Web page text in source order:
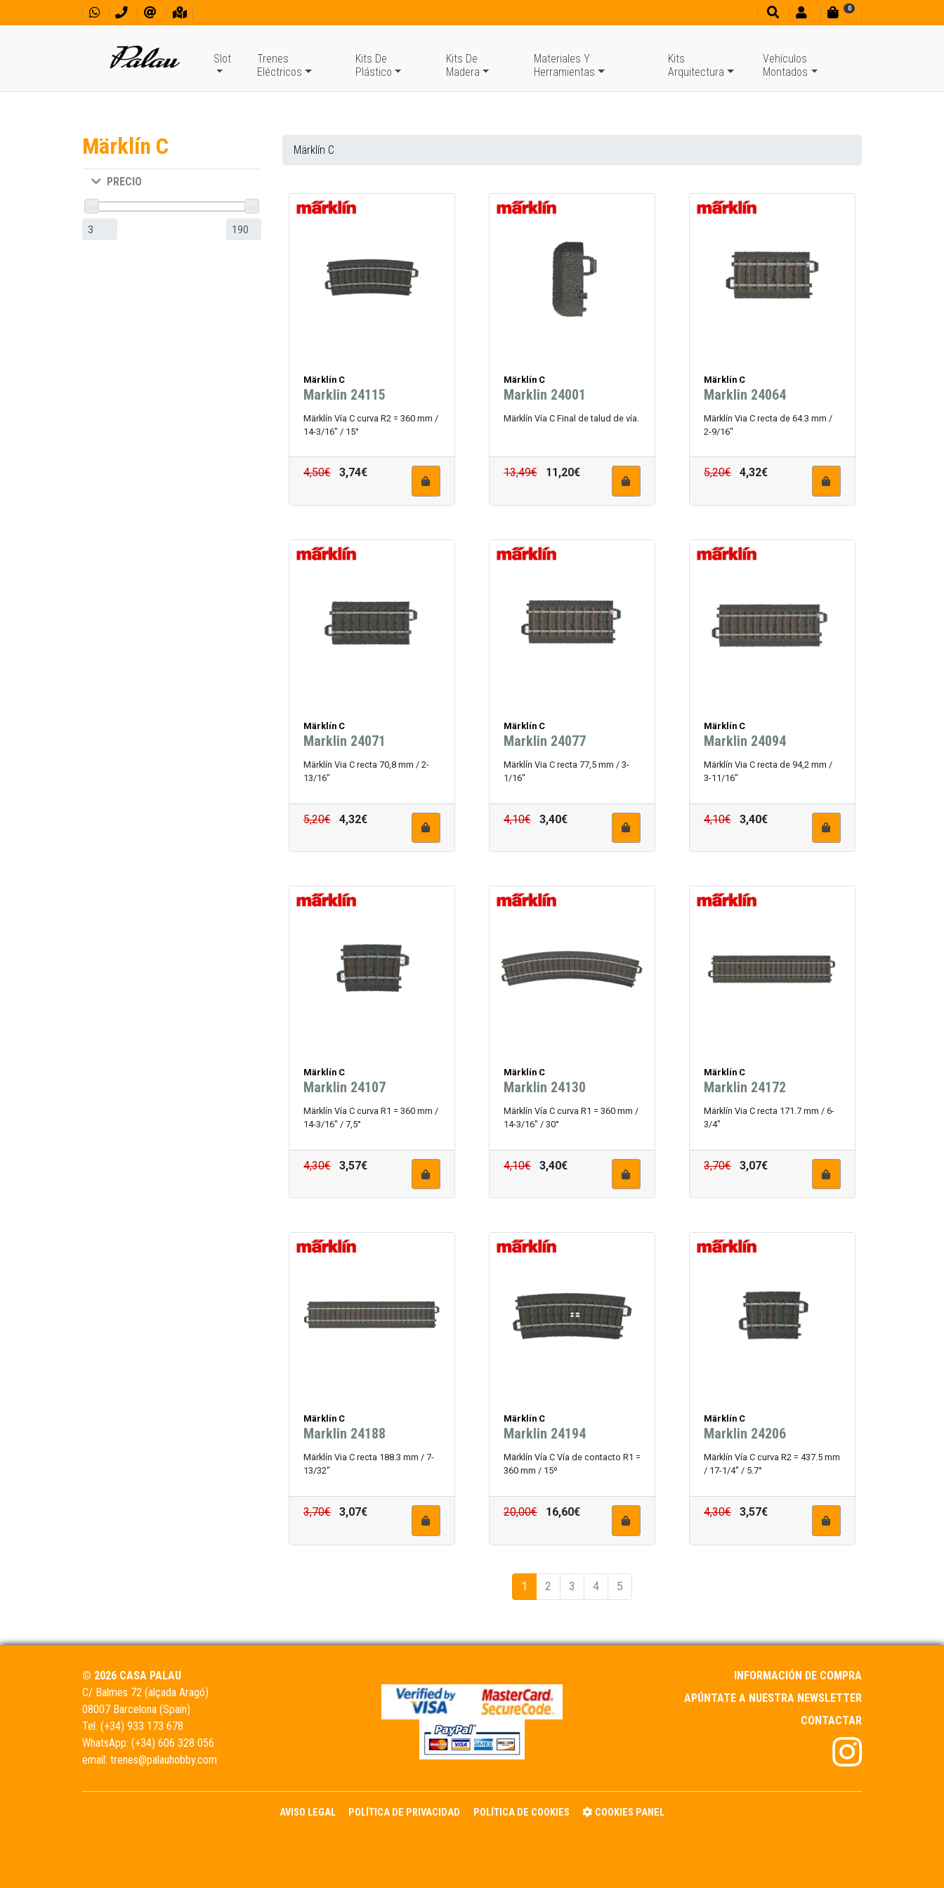
0
Slot
Trenes
Eléctricos
Kits De
Plástico
Kits De
Madera
Materiales Y
Herramientas
Kits
Arquitectura
Vehículos
Montados
Märklín C
PRECIO
Märklín C
Märklín C
Marklin 24115
Märklín Vía C curva R2 = 360 mm /
14-3/16" / 15°
4,50€ 3,74€
Märklín C
Marklin 24001
Märklín Vía C Final de talud de vía.
13,49€ 11,20€
Märklín C
Marklin 24064
Märklín Via C recta de 64.3 mm /
2-9/16"
5,20€ 4,32€
Märklín C
Marklin 24071
Märklín Via C recta 70,8 mm / 2-
13/16"
5,20€ 4,32€
Märklín C
Marklin 24077
Märklín Via C recta 77,5 mm / 3-
1/16"
4,10€ 3,40€
Märklín C
Marklin 24094
Märklín Via C recta de 94,2 mm /
3-11/16"
4,10€ 3,40€
Märklín C
Marklin 24107
Märklín Vía C curva R1 = 360 mm /
14-3/16" / 7,5°
4,30€ 3,57€
Märklín C
Marklin 24130
Märklín Vía C curva R1 = 360 mm /
14-3/16" / 30°
4,10€ 3,40€
Märklín C
Marklin 24172
Märklín Via C recta 171.7 mm / 6-
3/4"
3,70€ 3,07€
Märklín C
Marklin 24188
Märklín Via C recta 188.3 mm / 7-
13/32"
3,70€ 3,07€
Märklín C
Marklin 24194
Märklín Vía C Vía de contacto R1 =
360 mm / 15º
20,00€ 16,60€
Märklín C
Marklin 24206
Märklín Vía C curva R2 = 437.5 mm
/ 17-1/4" / 5.7°
4,30€ 3,57€
1 2 3 4 5
© 2026 CASA PALAU
C/ Balmes 72 (alçada Aragó)
08007 Barcelona (Spain)
Tel. (+34) 933 173 678
WhatsApp: (+34) 606 328 056
email: trenes@palauhobby.com
INFORMACIÓN DE COMPRA
APÚNTATE A NUESTRA NEWSLETTER
CONTACTAR
AVISO LEGAL POLÍTICA DE PRIVACIDAD POLÍTICA DE COOKIES COOKIES PANEL